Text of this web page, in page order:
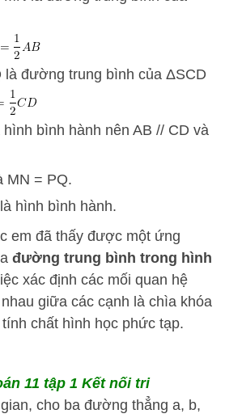
đường trung bình của ΔSCD
bình hành nên AB // CD và
MN = PQ.
hình bình hành.
em đã thấy được một ứng
đường trung bình trong hình
xác định các mối quan hệ
giữa các cạnh là chìa khóa
chất hình học phức tạp.
11 tập 1 Kết nối tri
cho ba đường thẳng a, b,